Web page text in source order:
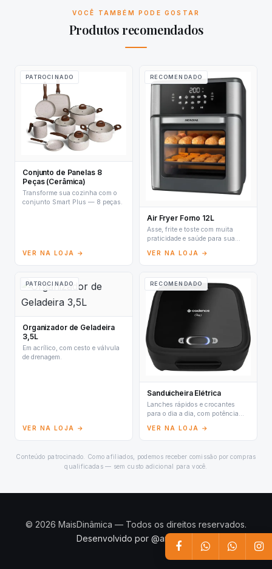
VOCÊ TAMBÉM PODE GOSTAR
Produtos recomendados
PATROCINADO
Conjunto de Panelas 8
Peças (Cerâmica)
Transforme sua cozinha com o
conjunto Smart Plus — 8 peças.
VER NA LOJA →
RECOMENDADO
Air Fryer Forno 12L
Asse, frite e toste com muita
praticidade e saúde para sua
VER NA LOJA →
PATROCINADO
Organizador de Geladeira
3,5L
Em acrílico, com cesto e válvula
de drenagem.
VER NA LOJA →
RECOMENDADO
Sanduicheira Elétrica
Lanches rápidos e crocantes
para o dia a dia, com potência
VER NA LOJA →
Conteúdo patrocinado. Como afiliados, podemos receber comissão por compras
qualificadas — sem custo adicional para você.
© 2026 MaisDinâmica — Todos os direitos reservados.
Desenvolvido por @andrey.lz